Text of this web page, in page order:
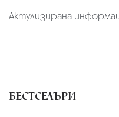
Актулизирана
БЕСТСЕЛЪРИ